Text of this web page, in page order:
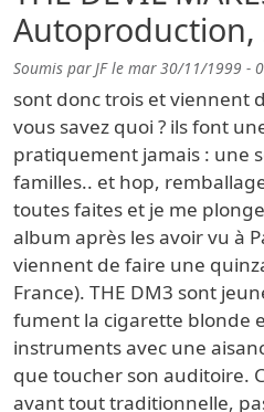
Autoproduction,
Soumis parJFle mar 30/11/1999 -
sont donc trois et viennent
vous savez quoi ? ils font
pratiquement jamais : une
familles.. et hop,
toutes faites et je me
album après les avoir vu à
viennent de faire une
France). THE DM3 sont
fument la cigarette blonde
instruments avec une
que toucher son auditoire.
avant tout traditionnelle,